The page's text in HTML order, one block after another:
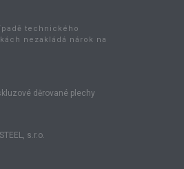
technického
nezakládá nárok na
děrované plechy
s.r.o.